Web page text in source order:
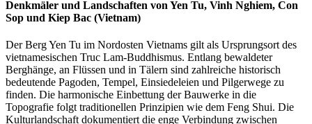
Denkmäler und Landschaften von Yen Tu, Vinh Nghiem, Con
Sop und Kiep Bac (Vietnam)
Der Berg Yen Tu im Nordosten Vietnams gilt als Ursprungsort des
vietnamesischen Truc Lam-Buddhismus. Entlang bewaldeter
Berghänge, an Flüssen und in Tälern sind zahlreiche historisch
bedeutende Pagoden, Tempel, Einsiedeleien und Pilgerwege zu
finden. Die harmonische Einbettung der Bauwerke in die
Topografie folgt traditionellen Prinzipien wie dem Feng Shui. Die
Kulturlandschaft dokumentiert die enge Verbindung zwischen